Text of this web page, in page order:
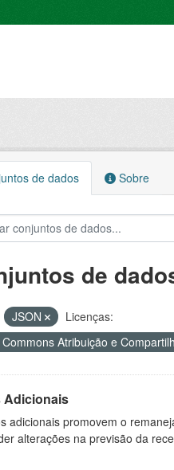
de dados Sobre
de
JSON
Licenças:
Atribuição e
Adicionais
adicionais promovem o
alterações na previsão da